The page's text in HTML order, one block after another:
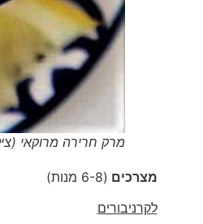
מרק חרירה מרוקאי
מצרכים (6-8 מנות)
לקרניבורים